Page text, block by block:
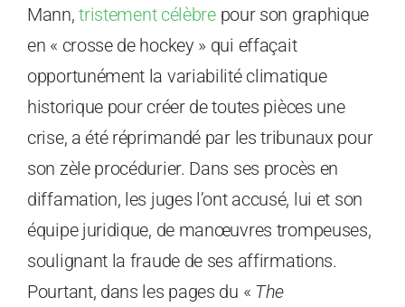
Mann,tristement célèbrepour son graphique
en « crosse de hockey » qui effaçait
opportunément la variabilité climatique
historique pour créer de toutes pièces une
crise, a été réprimandé par les tribunaux pour
son zèle procédurier. Dans ses procès en
diffamation, les juges l’ont accusé, lui et son
équipe juridique, de manœuvres trompeuses,
soulignant la fraude de ses affirmations.
Pourtant, dans les pages du « The